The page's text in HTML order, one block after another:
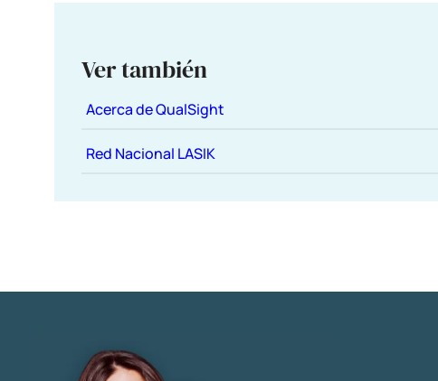
Ver también
Acerca de QualSight
Red Nacional LASIK